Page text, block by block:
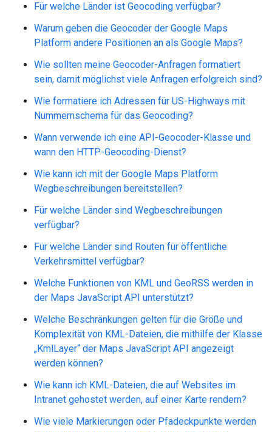
Für welche Länder ist Geocoding verfügbar?
Warum geben die Geocoder der Google Maps
Platform andere Positionen an als Google Maps?
Wie sollten meine Geocoder-Anfragen formatiert
sein, damit möglichst viele Anfragen erfolgreich sind?
Wie formatiere ich Adressen für US-Highways mit
Nummernschema für das Geocoding?
Wann verwende ich eine API-Geocoder-Klasse und
wann den HTTP-Geocoding-Dienst?
Wie kann ich mit der Google Maps Platform
Wegbeschreibungen bereitstellen?
Für welche Länder sind Wegbeschreibungen
verfügbar?
Für welche Länder sind Routen für öffentliche
Verkehrsmittel verfügbar?
Welche Funktionen von KML und GeoRSS werden in
der Maps JavaScript API unterstützt?
Welche Beschränkungen gelten für die Größe und
Komplexität von KML-Dateien, die mithilfe der Klasse
„KmlLayer“ der Maps JavaScript API angezeigt
werden können?
Wie kann ich KML-Dateien, die auf Websites im
Intranet gehostet werden, auf einer Karte rendern?
Wie viele Markierungen oder Pfadeckpunkte werden